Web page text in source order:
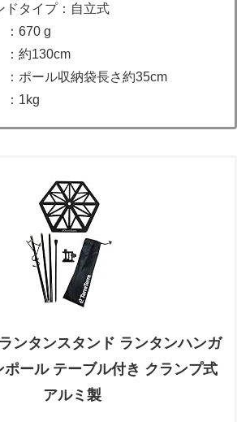
ドタイプ：自立式
g
約130cm
ポール収納袋長さ約35cm
1kg
ンタンスタンド ランタンハンガ
ポール テーブル付き クランプ式
アルミ製